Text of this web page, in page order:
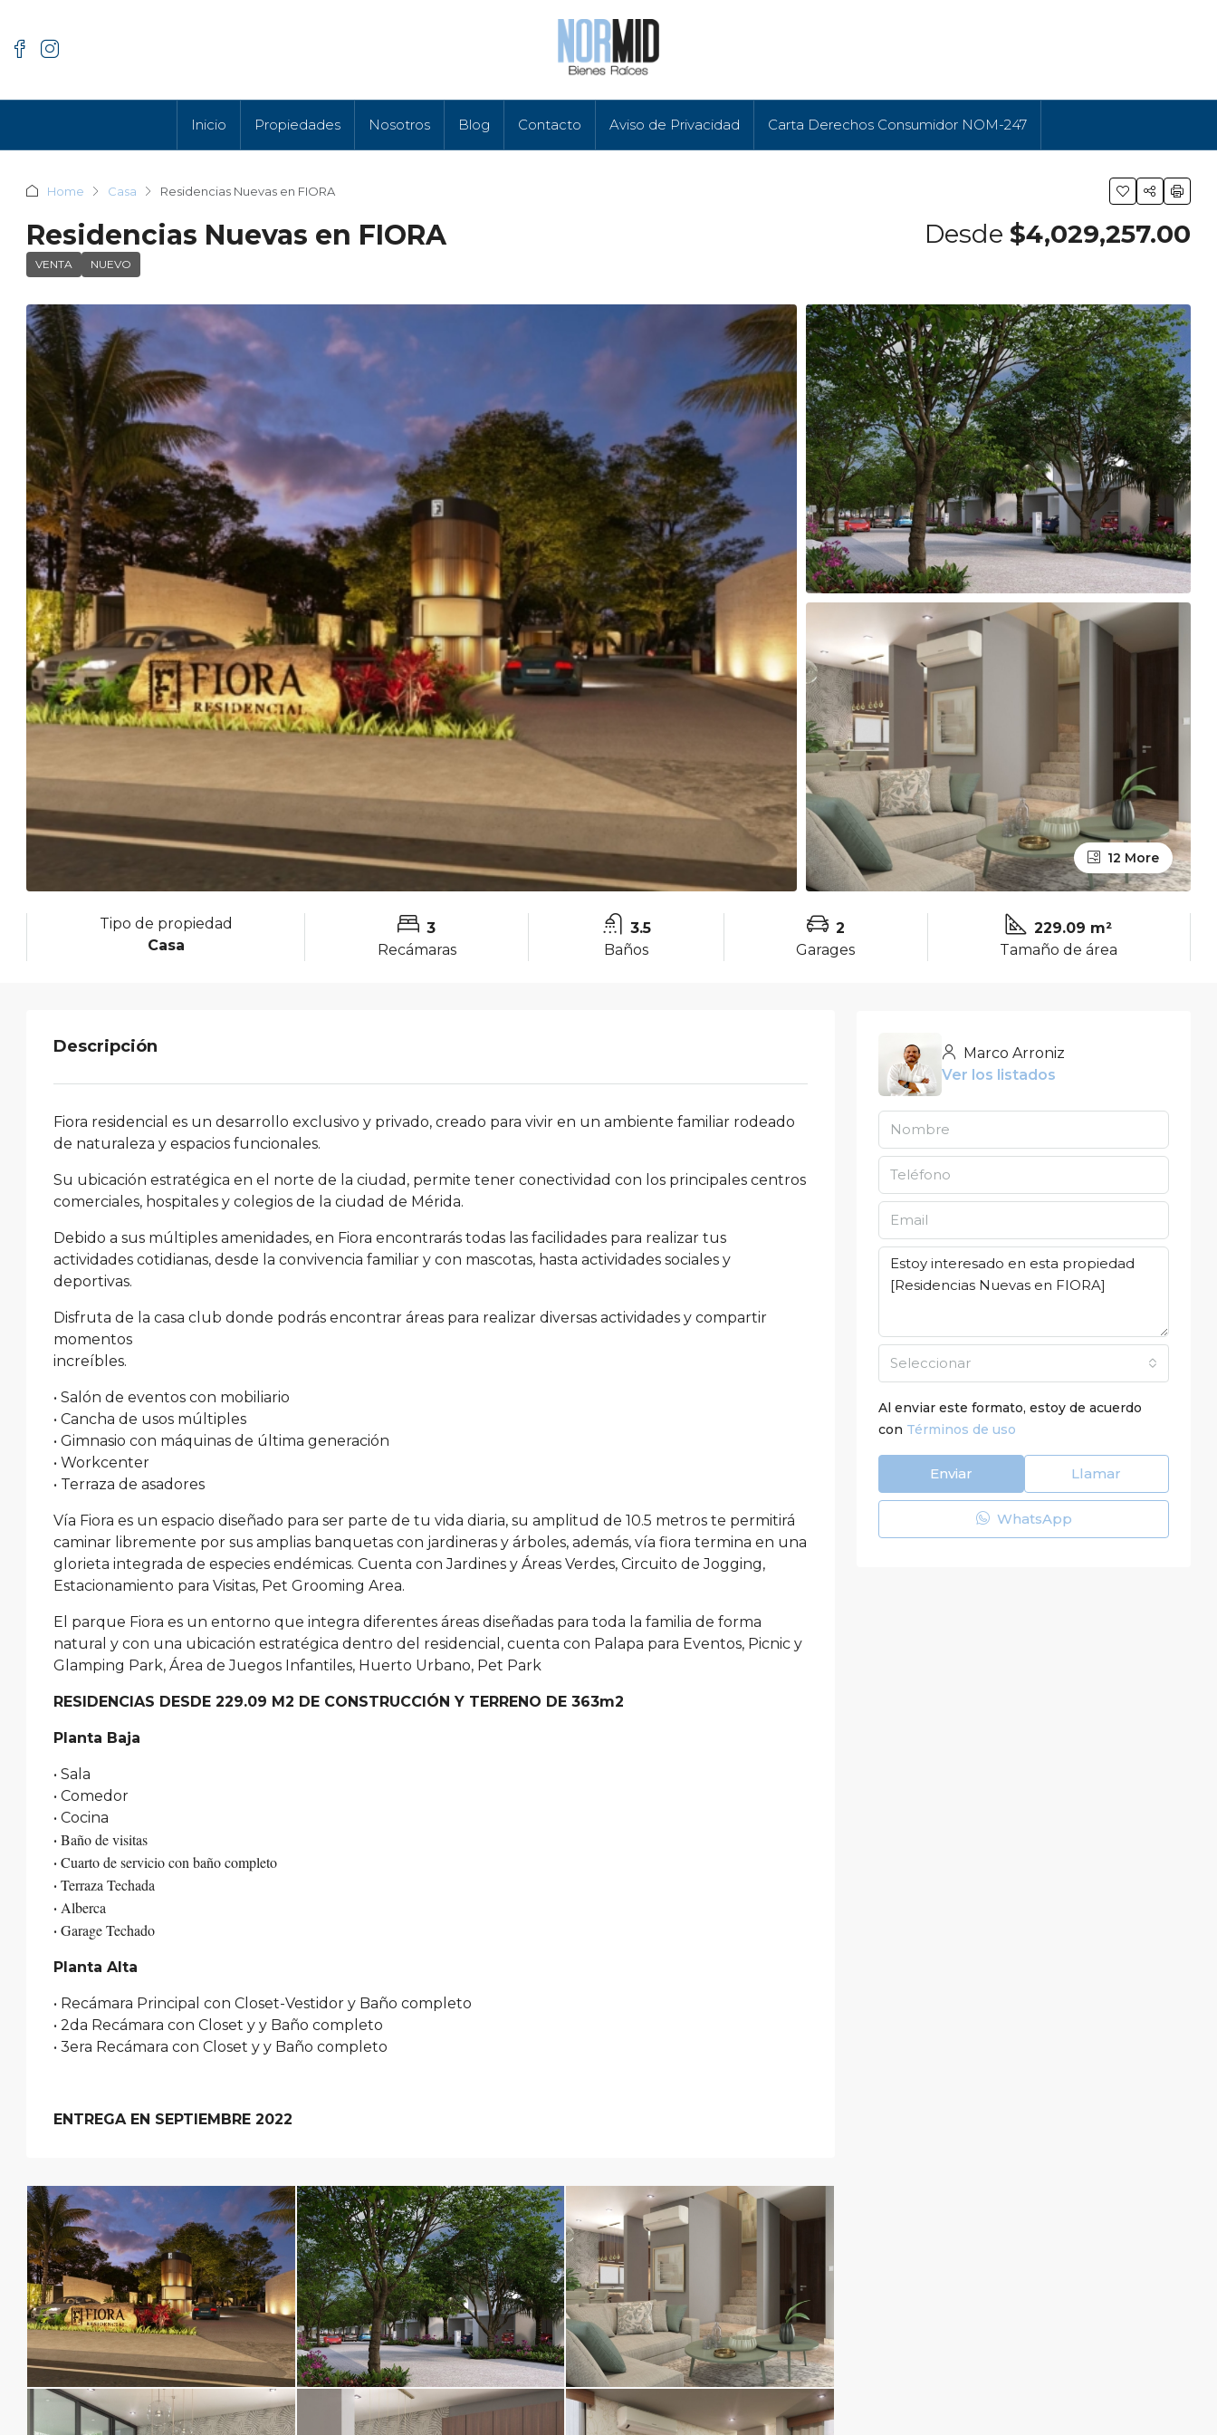
Inicio Propiedades Nosotros Blog Contacto Aviso de Privacidad Carta Derechos Consumidor NOM-247
Home Casa Residencias Nuevas en FIORA
Residencias Nuevas en FIORA
VENTA NUEVO
Desde $4,029,257.00
12 More
Tipo de propiedad
Casa
3
Recámaras
3.5
Baños
2
Garages
229.09 m²
Tamaño de área
Descripción
Fiora residencial es un desarrollo exclusivo y privado, creado para vivir en un ambiente familiar rodeado
de naturaleza y espacios funcionales.
Su ubicación estratégica en el norte de la ciudad, permite tener conectividad con los principales centros
comerciales, hospitales y colegios de la ciudad de Mérida.
Debido a sus múltiples amenidades, en Fiora encontrarás todas las facilidades para realizar tus
actividades cotidianas, desde la convivencia familiar y con mascotas, hasta actividades sociales y
deportivas.
Disfruta de la casa club donde podrás encontrar áreas para realizar diversas actividades y compartir
momentos
increíbles.
• Salón de eventos con mobiliario
• Cancha de usos múltiples
• Gimnasio con máquinas de última generación
• Workcenter
• Terraza de asadores
Vía Fiora es un espacio diseñado para ser parte de tu vida diaria, su amplitud de 10.5 metros te permitirá
caminar libremente por sus amplias banquetas con jardineras y árboles, además, vía fiora termina en una
glorieta integrada de especies endémicas. Cuenta con Jardines y Áreas Verdes, Circuito de Jogging,
Estacionamiento para Visitas, Pet Grooming Area.
El parque Fiora es un entorno que integra diferentes áreas diseñadas para toda la familia de forma
natural y con una ubicación estratégica dentro del residencial, cuenta con Palapa para Eventos, Picnic y
Glamping Park, Área de Juegos Infantiles, Huerto Urbano, Pet Park
RESIDENCIAS DESDE 229.09 M2 DE CONSTRUCCIÓN Y TERRENO DE 363m2
Planta Baja
• Sala
• Comedor
• Cocina
• Baño de visitas
• Cuarto de servicio con baño completo
• Terraza Techada
• Alberca
• Garage Techado
Planta Alta
• Recámara Principal con Closet-Vestidor y Baño completo
• 2da Recámara con Closet y y Baño completo
• 3era Recámara con Closet y y Baño completo
ENTREGA EN SEPTIEMBRE 2022
Marco Arroniz
Ver los listados
Seleccionar
Al enviar este formato, estoy de acuerdo
con Términos de uso
Enviar Llamar
WhatsApp